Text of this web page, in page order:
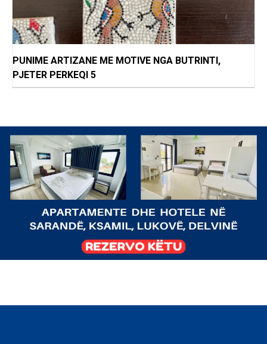
PUNIME ARTIZANE ME MOTIVE NGA BUTRINTI,
PJETER PERKEQI 5